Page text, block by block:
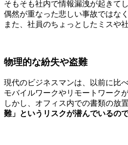
そもそも社内で情報漏洩が起きて
偶然が重なった悲しい事故ではな
また、社員のちょっとしたミスや
物理的な紛失や盗難
現代のビジネスマンは、以前に比
モバイルワークやリモートワーク
しかし、オフィス内での書類の放
難」というリスクが潜んでいるので